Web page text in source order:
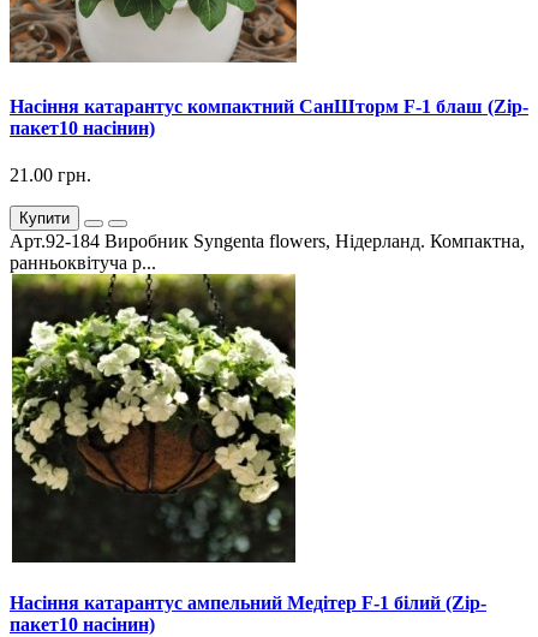
Насіння катарантус компактний СанШторм F-1 блаш (Zip-
пакет10 насінин)
21.00 грн.
Купити
Арт.92-184 Виробник Syngenta flowers, Нідерланд. Компактна,
ранньоквітуча р...
Насіння катарантус ампельний Медітер F-1 білий (Zip-
пакет10 насінин)